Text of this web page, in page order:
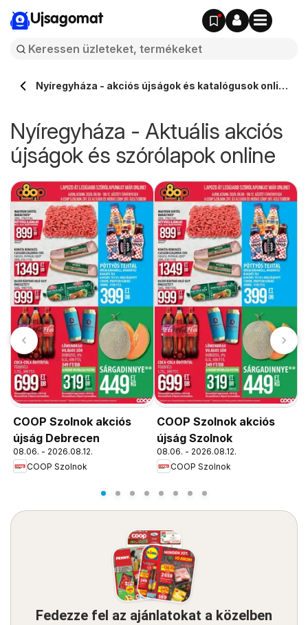
Ujsagomat
Nyíregyháza - akciós újságok és katalógusok online
Nyíregyháza - Aktuális akciós
újságok és szórólapok online
COOP Szolnok akciós
újság Debrecen
08.06. - 2026.08.12.
COOP Szolnok
COOP Szolnok akciós
újság Szolnok
08.06. - 2026.08.12.
COOP Szolnok
Fedezze fel az ajánlatokat a közelben